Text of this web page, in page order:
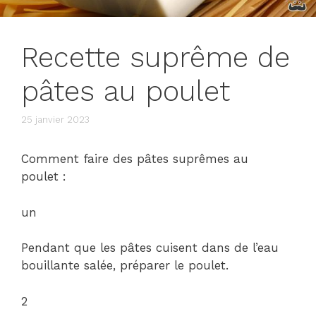
Recette suprême de
pâtes au poulet
25 janvier 2023
Comment faire des pâtes suprêmes au
poulet :
un
Pendant que les pâtes cuisent dans de l’eau
bouillante salée, préparer le poulet.
2